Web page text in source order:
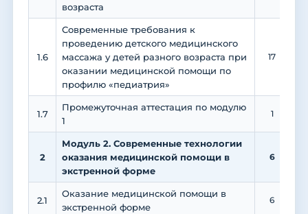
возраста
1.6
Современные требования к
проведению детского медицинского
массажа у детей разного возраста при
оказании медицинской помощи по
профилю «педиатрия»
17
1.7
Промежуточная аттестация по модулю
1
1
2
Модуль 2. Современные технологии
оказания медицинской помощи в
экстренной форме
6
2.1
Оказание медицинской помощи в
экстренной форме
6